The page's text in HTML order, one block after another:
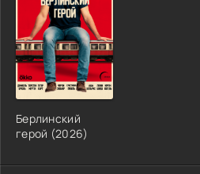
Берлинский
герой (2026)